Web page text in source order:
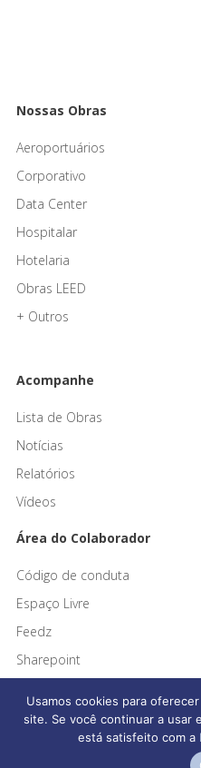
Nossas Obras
Aeroportuários
Corporativo
Data Center
Hospitalar
Hotelaria
Obras LEED
+ Outros
Acompanhe
Lista de Obras
Notícias
Relatórios
Vídeos
Área do Colaborador
Código de conduta
Espaço Livre
Feedz
Sharepoint
Afonso França Engenharia ©
Usamos cookies para
site. Se você continuar a usar
está satisfeito com a